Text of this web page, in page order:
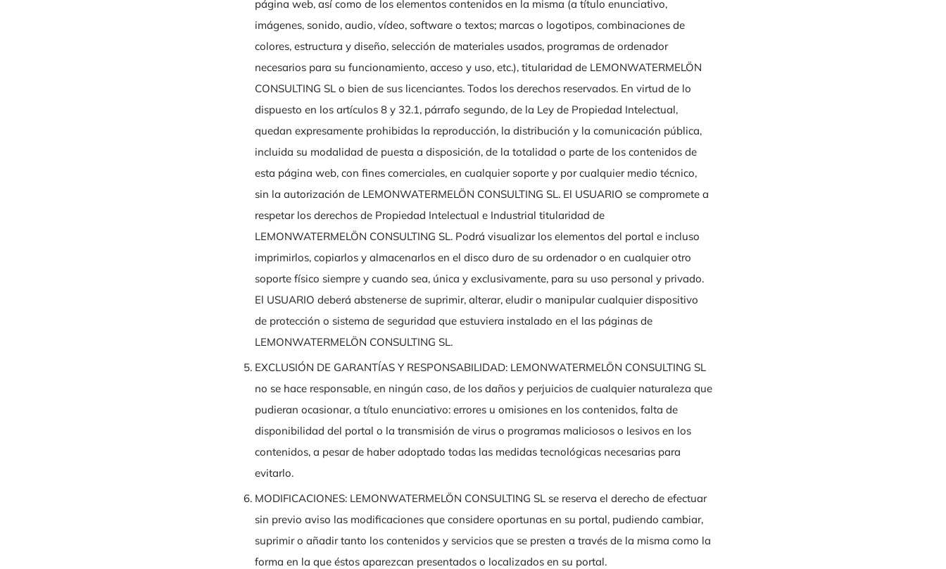
página web, así como de los elementos contenidos en la misma (a título enunciativo,
imágenes, sonido, audio, vídeo, software o textos; marcas o logotipos, combinaciones de
colores, estructura y diseño, selección de materiales usados, programas de ordenador
necesarios para su funcionamiento, acceso y uso, etc.), titularidad de LEMONWATERMELÖN
CONSULTING SL o bien de sus licenciantes. Todos los derechos reservados. En virtud de lo
dispuesto en los artículos 8 y 32.1, párrafo segundo, de la Ley de Propiedad Intelectual,
quedan expresamente prohibidas la reproducción, la distribución y la comunicación pública,
incluida su modalidad de puesta a disposición, de la totalidad o parte de los contenidos de
esta página web, con fines comerciales, en cualquier soporte y por cualquier medio técnico,
sin la autorización de LEMONWATERMELÖN CONSULTING SL. El USUARIO se compromete a
respetar los derechos de Propiedad Intelectual e Industrial titularidad de
LEMONWATERMELÖN CONSULTING SL. Podrá visualizar los elementos del portal e incluso
imprimirlos, copiarlos y almacenarlos en el disco duro de su ordenador o en cualquier otro
soporte físico siempre y cuando sea, única y exclusivamente, para su uso personal y privado.
El USUARIO deberá abstenerse de suprimir, alterar, eludir o manipular cualquier dispositivo
de protección o sistema de seguridad que estuviera instalado en el las páginas de
LEMONWATERMELÖN CONSULTING SL.
EXCLUSIÓN DE GARANTÍAS Y RESPONSABILIDAD: LEMONWATERMELÖN CONSULTING SL
no se hace responsable, en ningún caso, de los daños y perjuicios de cualquier naturaleza que
pudieran ocasionar, a título enunciativo: errores u omisiones en los contenidos, falta de
disponibilidad del portal o la transmisión de virus o programas maliciosos o lesivos en los
contenidos, a pesar de haber adoptado todas las medidas tecnológicas necesarias para
evitarlo.
MODIFICACIONES: LEMONWATERMELÖN CONSULTING SL se reserva el derecho de efectuar
sin previo aviso las modificaciones que considere oportunas en su portal, pudiendo cambiar,
suprimir o añadir tanto los contenidos y servicios que se presten a través de la misma como la
forma en la que éstos aparezcan presentados o localizados en su portal.